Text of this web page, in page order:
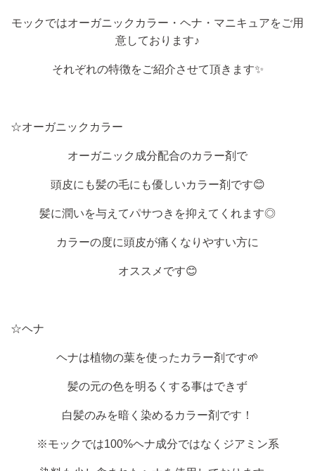
モックではオーガニックカラー・ヘナ・マニキュアをご用
意しております♪
それぞれの特徴をご紹介させて頂きます✨
☆オーガニックカラー
オーガニック成分配合のカラー剤で
頭皮にも髪の毛にも優しいカラー剤です😊
髪に潤いを与えてパサつきを抑えてくれます◎
カラーの度に頭皮が痛くなりやすい方に
オススメです😊
☆ヘナ
ヘナは植物の葉を使ったカラー剤です🌱
髪の元の色を明るくする事はできず
白髪のみを暗く染めるカラー剤です！
※モックでは100%ヘナ成分ではなくジアミン系